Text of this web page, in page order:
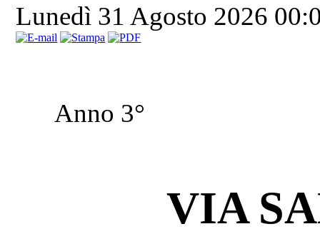
Lunedì 31 Agosto 2026
Anno
VIA